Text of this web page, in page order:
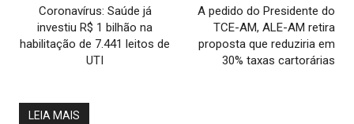
Coronavírus: Saúde já
investiu R$ 1 bilhão na
habilitação de 7.441 leitos de
UTI
A pedido do Presidente do
TCE-AM, ALE-AM retira
proposta que reduziria em
30% taxas cartorárias
LEIA MAIS